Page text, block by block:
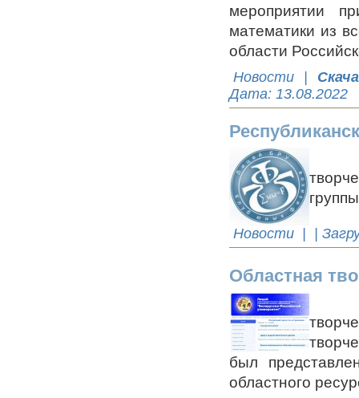
мероприятии
математики из
области
Новости
Дата: 13.08.2022
Новости | |
Областная
был
областного